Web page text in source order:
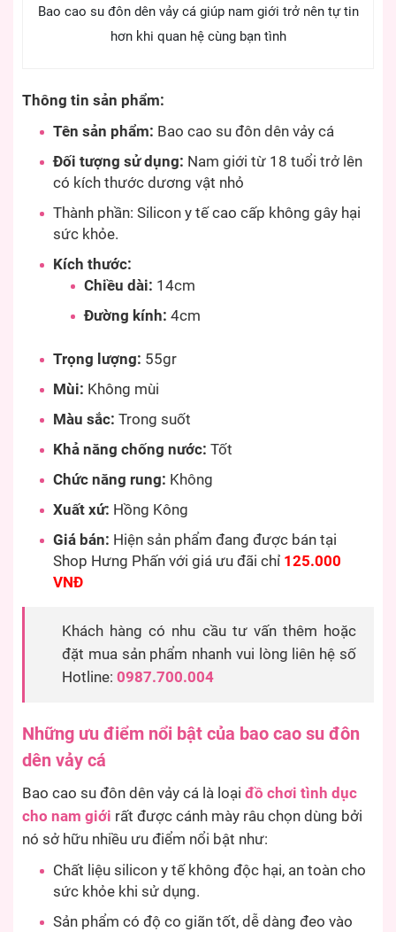
Bao cao su đôn dên vảy cá giúp nam giới trở nên tự tin
hơn khi quan hệ cùng bạn tình
Thông tin sản phẩm:
Tên sản phẩm: Bao cao su đôn dên vảy cá
Đối tượng sử dụng: Nam giới từ 18 tuổi trở lên
có kích thước dương vật nhỏ
Thành phần: Silicon y tế cao cấp không gây hại
sức khỏe.
Kích thước:
Chiều dài: 14cm
Đường kính: 4cm
Trọng lượng: 55gr
Mùi: Không mùi
Màu sắc: Trong suốt
Khả năng chống nước: Tốt
Chức năng rung: Không
Xuất xứ: Hồng Kông
Giá bán: Hiện sản phẩm đang được bán tại
Shop Hưng Phấn với giá ưu đãi chỉ 125.000
VNĐ
Khách hàng có nhu cầu tư vấn thêm hoặc
đặt mua sản phẩm nhanh vui lòng liên hệ số
Hotline: 0987.700.004
Những ưu điểm nổi bật của bao cao su đôn
dên vảy cá
Bao cao su đôn dên vảy cá là loại đồ chơi tình dục
cho nam giới rất được cánh mày râu chọn dùng bởi
nó sở hữu nhiều ưu điểm nổi bật như:
Chất liệu silicon y tế không độc hại, an toàn cho
sức khỏe khi sử dụng.
Sản phẩm có độ co giãn tốt, dễ dàng đeo vào